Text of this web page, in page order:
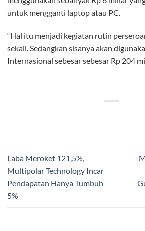
untuk mengganti laptop atau PC.
“Hal itu menjadi kegiatan rutin
sekali. Sedangkan sisanya akan
Internasional sebesar sebesar Rp 204
Laba Meroket 121,5%,
Multipolar Technology Incar
Pendapatan Hanya Tumbuh
5%